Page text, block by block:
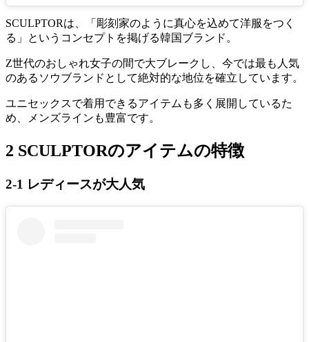
SCULPTORは、「彫刻家のように真心を込めて洋服をつく
る」というコンセプトを掲げる韓国ブランド。
Z世代のおしゃれ女子の間で大ブレークし、今では最も人気
のあるソウブランドとして絶対的な地位を確立しています。
ユニセックスで着用できるアイテムも多く展開しているた
め、メンズラインも豊富です。
2 SCULPTORのアイテムの特徴
2-1 レディースが大人気